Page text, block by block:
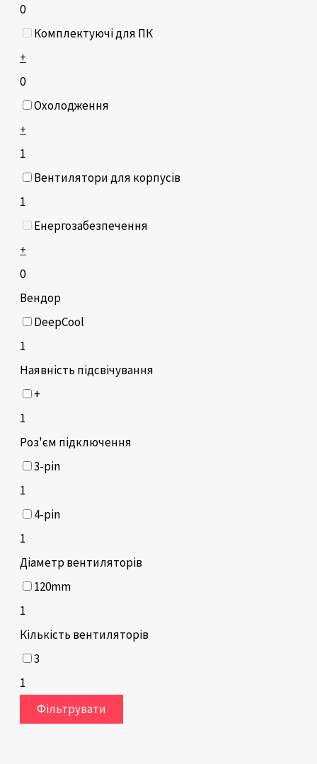
0
Комплектуючі для ПК
+
0
Охолодження
+
1
Вентилятори для корпусів
1
Енергозабезпечення
+
0
Вендор
DeepCool
1
Наявність підсвічування
+
1
Роз'єм підключення
3-pin
1
4-pin
1
Діаметр вентиляторів
120mm
1
Кількість вентиляторів
3
1
Фільтрувати